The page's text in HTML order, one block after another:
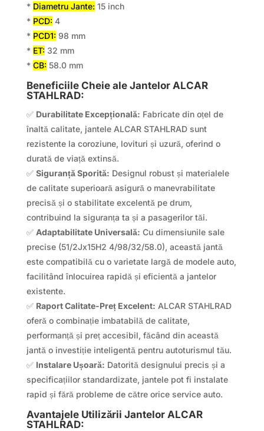
* Diametru Jante: 15 inch
* PCD: 4
* PCD1: 98 mm
* ET: 32 mm
* CB: 58.0 mm
Beneficiile Cheie ale Jantelor ALCAR
STAHLRAD:
✅ Durabilitate Excepțională: Fabricate din oțel de
înaltă calitate, jantele ALCAR STAHLRAD sunt
rezistente la coroziune, lovituri și uzură, oferind o
durată de viață extinsă.
✅ Siguranță Sporită: Designul robust și materialele
de calitate superioară asigură o manevrabilitate
precisă și o stabilitate excelentă pe drum,
contribuind la siguranța ta și a pasagerilor tăi.
✅ Adaptabilitate Universală: Cu dimensiunile sale
precise (51/2Jx15H2 4/98/32/58.0), această jantă
este compatibilă cu o varietate largă de modele auto,
facilitând înlocuirea rapidă și eficientă a jantelor
existente.
✅ Raport Calitate-Preț Excelent: ALCAR STAHLRAD
oferă o combinație imbatabilă de calitate,
performanță și preț accesibil, făcând din această
jantă o investiție inteligentă pentru autoturismul tău.
✅ Instalare Ușoară: Datorită designului precis și a
specificațiilor standardizate, jantele pot fi instalate
rapid și fără probleme de către orice service auto.
Avantajele Utilizării Jantelor ALCAR
STAHLRAD: